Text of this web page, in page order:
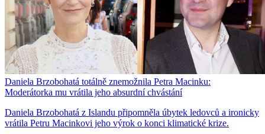
Daniela Brzobohatá totálně znemožnila Petra Macinku:
Moderátorka mu vrátila jeho absurdní chvástání
Daniela Brzobohatá z Islandu připomněla úbytek ledovců a ironicky
vrátila Petru Macinkovi jeho výrok o konci klimatické krize.